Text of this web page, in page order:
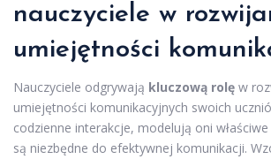
nauczyciele w
umiejętności
Nauczyciele odgrywają kluczową rolę w
umiejętności komunikacyjnych swoich
codzienne interakcje, modelują oni
są niezbędne do efektywnej komunikacji.